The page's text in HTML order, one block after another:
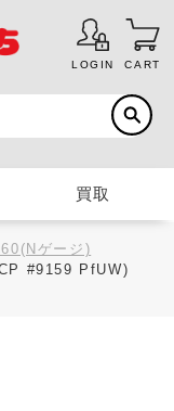
LOGIN CART
買取
ゲージ)
#9159 PfUW)